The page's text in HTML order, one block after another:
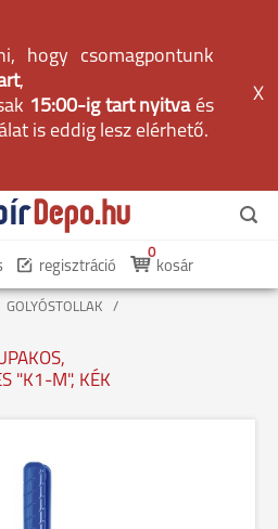
hogy csomagpontunk
,
15:00-ig tart nyitvaés
is eddig lesz elérhető.
X
regisztráció kosár
0
GOLYÓSTOLLAK
"K1-M", KÉK